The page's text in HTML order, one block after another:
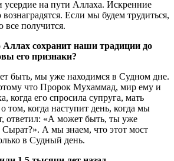
усердие на пути Аллаха. Искренние
вознаградятся. Если мы будем трудиться,
получится.
сохранит наши традиции до
его признаки?
быть, мы уже находимся в Судном дне.
что Пророк Мухаммад, мир ему и
когда его спросила супруга, мать
том, когда наступит день, когда мы
ответил: «А может быть, ты уже
А мы знаем, что этот мост
в Судный день.